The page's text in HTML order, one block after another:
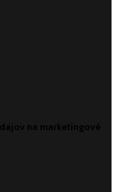
na marketingové